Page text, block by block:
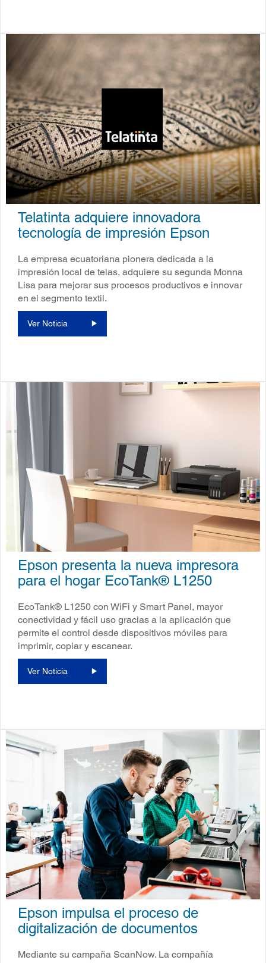
Telatinta adquiere innovadora
tecnología de impresión Epson
La empresa ecuatoriana pionera dedicada a la
impresión local de telas, adquiere su segunda Monna
Lisa para mejorar sus procesos productivos e innovar
en el segmento textil.
Ver Noticia
Epson presenta la nueva impresora
para el hogar EcoTank® L1250
EcoTank® L1250 con WiFi y Smart Panel, mayor
conectividad y fácil uso gracias a la aplicación que
permite el control desde dispositivos móviles para
imprimir, copiar y escanear.
Ver Noticia
Epson impulsa el proceso de
digitalización de documentos
Mediante su campaña ScanNow. La compañía